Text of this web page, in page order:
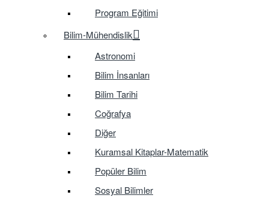
Program Eğitimi
Bilim-Mühendislik
Astronomi
Bilim İnsanları
Bilim Tarihi
Coğrafya
Diğer
Kuramsal Kitaplar-Matematik
Popüler Bilim
Sosyal Bilimler